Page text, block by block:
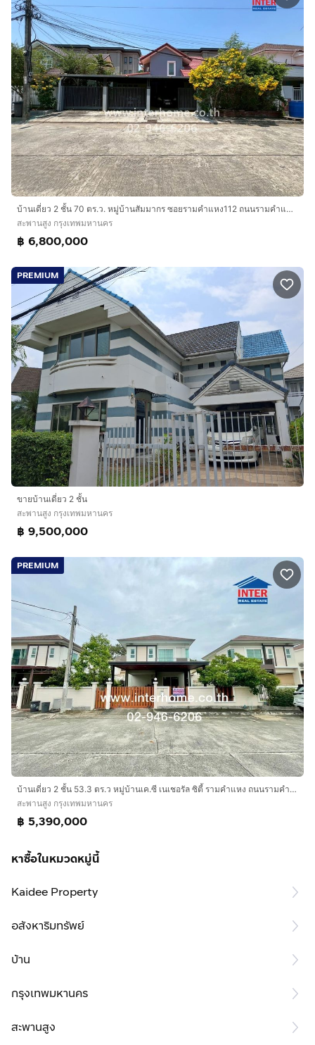
บ้านเดี่ยว 2 ชั้น 70 ตร.ว. หมู่บ้านสัมมากร ซอยรามคำแหง112 ถนนรามคำแหง เขตสะพานสูง กรุงเทพมหานคร
สะพานสูง กรุงเทพมหานคร
฿ 6,800,000
PREMIUM
ขายบ้านเดี่ยว 2 ชั้น
สะพานสูง กรุงเทพมหานคร
฿ 9,500,000
PREMIUM
บ้านเดี่ยว 2 ชั้น 53.3 ตร.ว หมู่บ้านเค.ซี เนเชอรัล ซิตี้ รามคำแหง ถนนรามคำแหง ถนนเลียบวงแหวนกาญจนาภิเษก เขตสะพานสูง กรุงเทพมหานคร
สะพานสูง กรุงเทพมหานคร
฿ 5,390,000
หาซื้อในหมวดหมู่นี้
Kaidee Property
อสังหาริมทรัพย์
บ้าน
กรุงเทพมหานคร
สะพานสูง